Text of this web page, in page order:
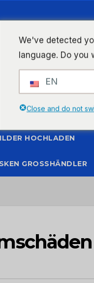
HOCHLADEN
GROSSHÄNDLER
We've detected
language. Do you
EN
Close and do not